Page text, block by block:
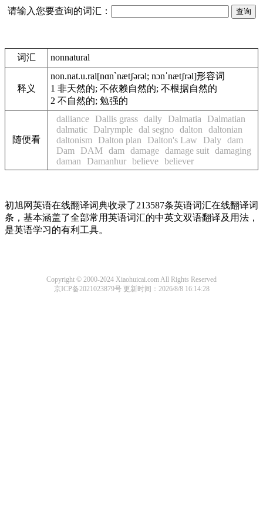
请输入您要查询的词汇：
词汇 nonnatural
释义
non.nat.u.ral[nɑn`nætʃərəl; nɔnˈnætʃrəl]形容词
1 非天然的; 不依赖自然的; 不根据自然的
2 不自然的; 勉强的
随便看
dalliance Dallis grass dally Dalmatia
Dalmatian
dalmatic
Dalrymple dal segno dalton
daltonian
daltonism
Dalton plan Dalton's Law Daly dam
Dam
DAM dam damage damage suit damaging
daman
Damanhur believe believer
初旭网英语在线翻译词典收录了213587条英语词汇在线翻译词
条，基本涵盖了全部常用英语词汇的中英文双语翻译及用法，
是英语学习的有利工具。
Copyright © 2000-2024 Xiaohuicai.com All Rights Reserved
京ICP备2021023879号更新时间：2026/8/8 16:14:28